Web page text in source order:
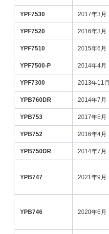
YPF7530 2017年3月
YPF7520 2016年3月
YPF7510 2015年6月
YPF7500-P 2014年4月
YPF7300 2013年11月
YPB760DR 2014年7月
YPB753 2017年5月
YPB752 2016年4月
YPB750DR 2014年7月
YPB747 2021年9月
YPB746 2020年6月